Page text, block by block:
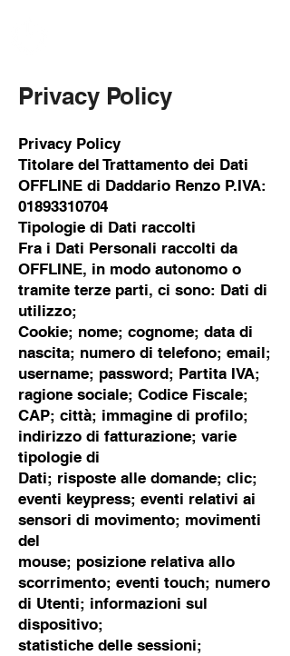
Privacy Policy
Privacy Policy
Titolare del Trattamento dei Dati
OFFLINE di Daddario Renzo P.IVA:
01893310704
Tipologie di Dati raccolti
Fra i Dati Personali raccolti da
OFFLINE, in modo autonomo o
tramite terze parti, ci sono: Dati di
utilizzo;
Cookie; nome; cognome; data di
nascita; numero di telefono; email;
username; password; Partita IVA;
ragione sociale; Codice Fiscale;
CAP; città; immagine di profilo;
indirizzo di fatturazione; varie
tipologie di
Dati; risposte alle domande; clic;
eventi keypress; eventi relativi ai
sensori di movimento; movimenti
del
mouse; posizione relativa allo
scorrimento; eventi touch; numero
di Utenti; informazioni sul
dispositivo;
statistiche delle sessioni;